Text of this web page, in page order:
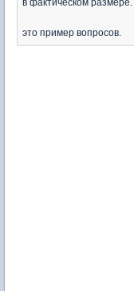
это пример вопросов.